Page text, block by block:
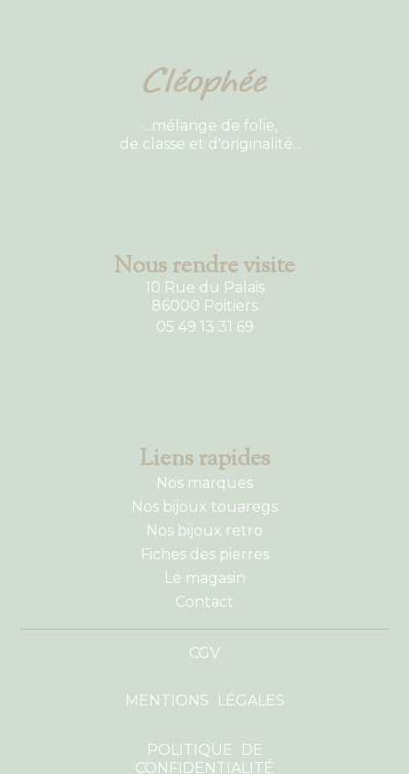
...mélange de folie,
de classe et d'originalité...
Nous rendre visite
10 Rue du Palais
86000 Poitiers
05 49 13 31 69
Liens rapides
Nos marques
Nos bijoux touaregs
Nos bijoux retro
Fiches des pierres
Le magasin
Contact
CGV
MENTIONS LÉGALES
POLITIQUE DE
CONFIDENTIALITÉ